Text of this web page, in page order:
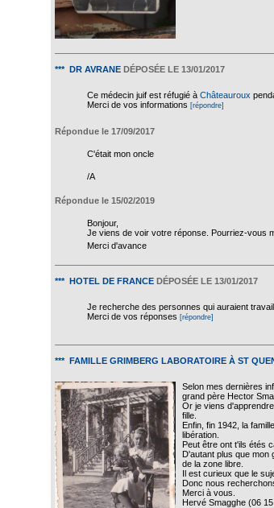
*** DR AVRANE DÉPOSÉE LE 13/01/2017
Ce médecin juif est réfugié à Châteauroux
Merci de vos informations [répondre]
Répondue le 17/09/2017
C'était mon oncle
/A
Répondue le 15/02/2019
Bonjour,
Je viens de voir votre réponse. Pourriez-vous
Merci d'avance
*** HOTEL DE FRANCE DÉPOSÉE LE 13/01/2017
Je recherche des personnes qui auraient
Merci de vos réponses [répondre]
*** FAMILLE GRIMBERG LABORATOIRE À ST
Selon mes dernières
grand père Hector
Or je viens
fille.
Enfin, fin 1942, la
libération.
Peut être ont t'ils étés
D'autant plus que mon
de la zone libre.
Il est curieux que le
Donc nous
Merci à vous.
Hervé Smagghe (06